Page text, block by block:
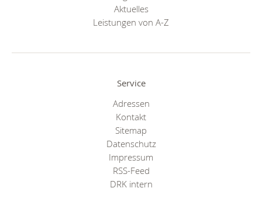
Aktuelles
Leistungen von A-Z
Service
Adressen
Kontakt
Sitemap
Datenschutz
Impressum
RSS-Feed
DRK intern